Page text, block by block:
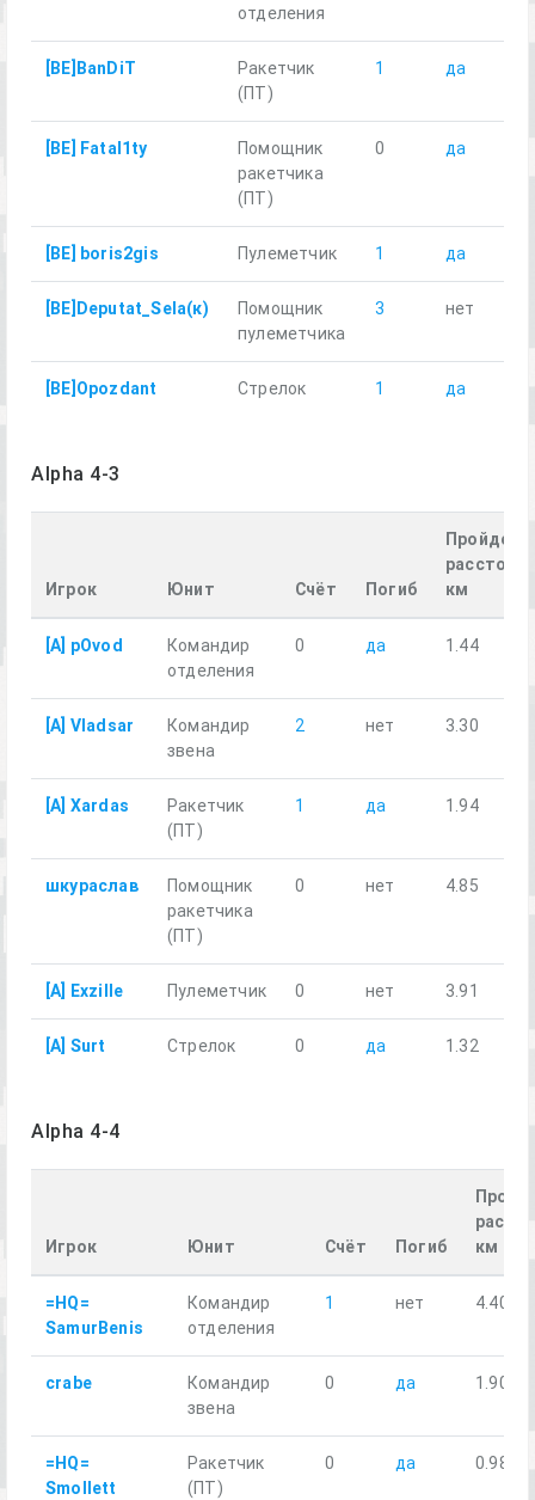
отделения
[BE]BanDiT
Ракетчик
(ПТ)
1 да
[BE] Fatal1ty
Помощник
ракетчика
(ПТ)
0 да
[BE] boris2gis Пулеметчик 1 да
[BE]Deputat_Sela(к)
Помощник
пулеметчика
3 нет
[BE]Opozdant Стрелок 1 да
Alpha 4-3
Игрок Юнит Счёт Погиб
км
[A] pOvod
Командир
отделения
0 да 1.44
[A] Vladsar
Командир
звена
2 нет 3.30
[A] Xardas
Ракетчик
(ПТ)
1 да 1.94
шкураслав
Помощник
ракетчика
(ПТ)
0 нет 4.85
[A] Exzille Пулеметчик 0 нет 3.91
[A] Surt Стрелок 0 да 1.32
Alpha 4-4
Игрок Юнит Счёт Погиб
км
=HQ=
SamurBenis
Командир
отделения
1 нет 4.40
crabe
Командир
звена
0 да 1.90
=HQ=
Smollett
Ракетчик
(ПТ)
0 да 0.98